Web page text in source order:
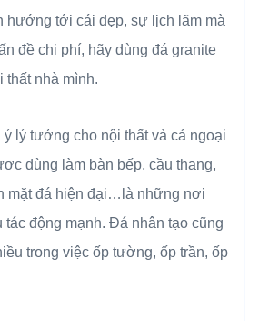
hướng tới cái đẹp, sự lịch lãm mà
đề chi phí, hãy dùng đá granite
thất nhà mình.
lý tưởng cho nội thất và cả ngoại
dùng làm bàn bếp, cầu thang,
mặt đá hiện đại…là những nơi
động mạnh. Đá nhân tạo cũng
trong việc ốp tường, ốp trần, ốp